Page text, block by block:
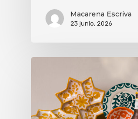
Macarena Escriva
23 junio, 2026